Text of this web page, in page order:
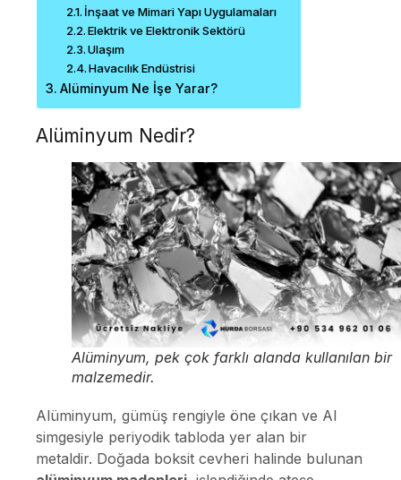
İnşaat ve Mimari Yapı Uygulamaları
Elektrik ve Elektronik Sektörü
Ulaşım
Havacılık Endüstrisi
Alüminyum Ne İşe Yarar?
Alüminyum Nedir?
Alüminyum, pek çok farklı alanda kullanılan bir
malzemedir.
Alüminyum, gümüş rengiyle öne çıkan ve Al
simgesiyle periyodik tabloda yer alan bir
metaldir. Doğada boksit cevheri halinde bulunan